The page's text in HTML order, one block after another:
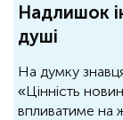
Надлишок
душі
На думку
«Цінність
впливатиме на